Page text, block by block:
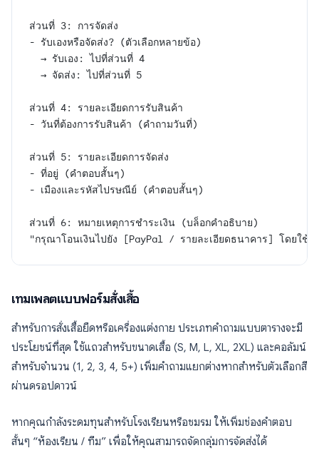
ส่วนที่ 3: การจัดส่ง
- รับเองหรือจัดส่ง? (ตัวเลือกหลายข้อ)
  → รับเอง: ไปที่ส่วนที่ 4
  → จัดส่ง: ไปที่ส่วนที่ 5
ส่วนที่ 4: รายละเอียดการรับสินค้า
- วันที่ต้องการรับสินค้า (คำถามวันที่)
ส่วนที่ 5: รายละเอียดการจัดส่ง
- ที่อยู่ (คำตอบสั้นๆ)
- เมืองและรหัสไปรษณีย์ (คำตอบสั้นๆ)
ส่วนที่ 6: หมายเหตุการชำระเงิน (บล็อกคำอธิบาย)
"กรุณาโอนเงินไปยัง [PayPal / รายละเอียดธนาคาร] โดยใช้ชื่
เทมเพลตแบบฟอร์มสั่งเสื้อ
สำหรับการสั่งเสื้อยืดหรือเครื่องแต่งกาย ประเภทคำถามแบบตารางจะมี
ประโยชน์ที่สุด ใช้แถวสำหรับขนาดเสื้อ (S, M, L, XL, 2XL) และคอลัมน์
สำหรับจำนวน (1, 2, 3, 4, 5+) เพิ่มคำถามแยกต่างหากสำหรับตัวเลือกสี
ผ่านดรอปดาวน์
หากคุณกำลังระดมทุนสำหรับโรงเรียนหรือชมรม ให้เพิ่มช่องคำตอบ
สั้นๆ “ห้องเรียน / ทีม” เพื่อให้คุณสามารถจัดกลุ่มการจัดส่งได้